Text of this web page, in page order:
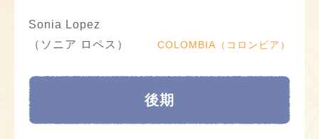
Sonia Lopez
（ソニア ロペス）
COLOMBIA（コロンビア）
後期